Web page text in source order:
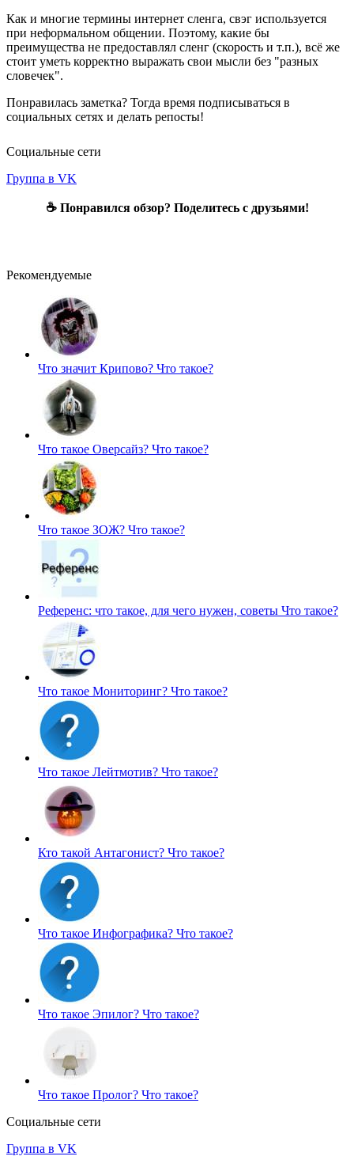
Как и многие термины интернет сленга, свэг используется
при неформальном общении. Поэтому, какие бы
преимущества не предоставлял сленг (скорость и т.п.), всё же
стоит уметь корректно выражать свои мысли без "разных
словечек".
Понравилась заметка? Тогда время подписываться в
социальных сетях и делать репосты!
Социальные сети
Группа в VK
☕ Понравился обзор? Поделитесь с друзьями!
Рекомендуемые
Что значит Крипово? Что такое?
Что такое Оверсайз? Что такое?
Что такое ЗОЖ? Что такое?
Референс: что такое, для чего нужен, советы Что такое?
Что такое Мониторинг? Что такое?
Что такое Лейтмотив? Что такое?
Кто такой Антагонист? Что такое?
Что такое Инфографика? Что такое?
Что такое Эпилог? Что такое?
Что такое Пролог? Что такое?
Социальные сети
Группа в VK